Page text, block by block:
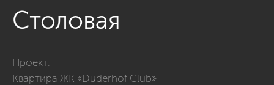
Столовая
Проект:
Квартира ЖК «Duderhof Club»